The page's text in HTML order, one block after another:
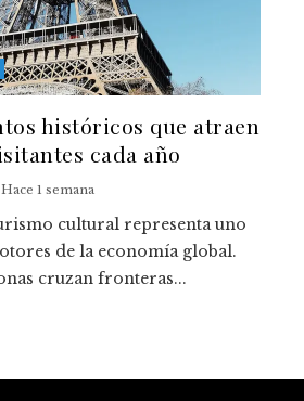
históricos que atraen
cada año
Hace 1 semana
cultural representa uno
de la economía global.
cruzan fronteras...